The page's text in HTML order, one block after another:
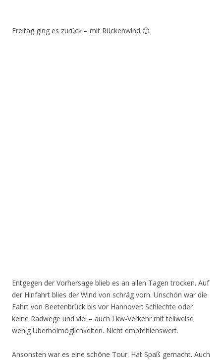
Freitag ging es zurück – mit Rückenwind 🙂
Entgegen der Vorhersage blieb es an allen Tagen trocken. Auf
der Hinfahrt blies der Wind von schräg vorn. Unschön war die
Fahrt von Beetenbrück bis vor Hannover: Schlechte oder
keine Radwege und viel – auch Lkw-Verkehr mit teilweise
wenig Überholmöglichkeiten. Nicht empfehlenswert.
Ansonsten war es eine schöne Tour. Hat Spaß gemacht. Auch